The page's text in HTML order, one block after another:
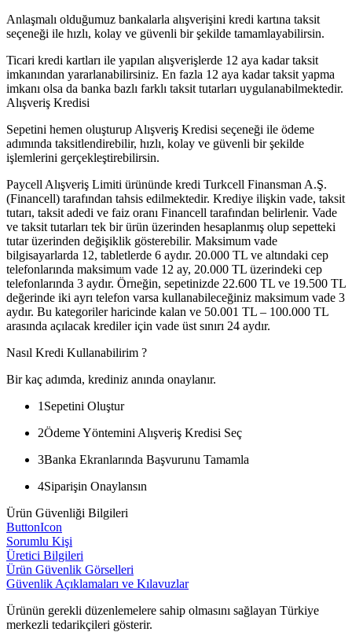
Anlaşmalı olduğumuz bankalarla alışverişini kredi kartına taksit
seçeneği ile hızlı, kolay ve güvenli bir şekilde tamamlayabilirsin.
Ticari kredi kartları ile yapılan alışverişlerde 12 aya kadar taksit
imkanından yararlanabilirsiniz. En fazla 12 aya kadar taksit yapma
imkanı olsa da banka bazlı farklı taksit tutarları uygulanabilmektedir.
Alışveriş Kredisi
Sepetini hemen oluşturup Alışveriş Kredisi seçeneği ile ödeme
adımında taksitlendirebilir, hızlı, kolay ve güvenli bir şekilde
işlemlerini gerçekleştirebilirsin.
Paycell Alışveriş Limiti ürününde kredi Turkcell Finansman A.Ş.
(Financell) tarafından tahsis edilmektedir. Krediye ilişkin vade, taksit
tutarı, taksit adedi ve faiz oranı Financell tarafından belirlenir. Vade
ve taksit tutarları tek bir ürün üzerinden hesaplanmış olup sepetteki
tutar üzerinden değişiklik gösterebilir. Maksimum vade
bilgisayarlarda 12, tabletlerde 6 aydır. 20.000 TL ve altındaki cep
telefonlarında maksimum vade 12 ay, 20.000 TL üzerindeki cep
telefonlarında 3 aydır. Örneğin, sepetinizde 22.600 TL ve 19.500 TL
değerinde iki ayrı telefon varsa kullanabileceğiniz maksimum vade 3
aydır. Bu kategoriler haricinde kalan ve 50.001 TL – 100.000 TL
arasında açılacak krediler için vade üst sınırı 24 aydır.
Nasıl Kredi Kullanabilirim ?
Bir kaç adımda, krediniz anında onaylanır.
1 Sepetini Oluştur
2Ödeme Yöntemini Alışveriş Kredisi Seç
3Banka Ekranlarında Başvurunu Tamamla
4Siparişin Onaylansın
Ürün Güvenliği Bilgileri
ButtonIcon
Sorumlu Kişi
Üretici Bilgileri
Ürün Güvenlik Görselleri
Güvenlik Açıklamaları ve Kılavuzlar
Ürünün gerekli düzenlemelere sahip olmasını sağlayan Türkiye
merkezli tedarikçileri gösterir.